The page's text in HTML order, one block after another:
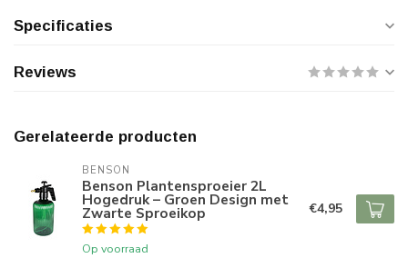
Specificaties
Reviews
Gerelateerde producten
BENSON
Benson Plantensproeier 2L
Hogedruk – Groen Design met
Zwarte Sproeikop
Op voorraad
€4,95